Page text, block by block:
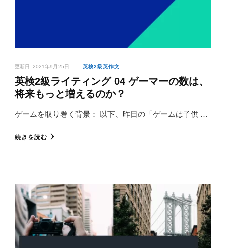
更新日: 2021年9月25日 英検2級英作文
英検2級ライティング 04 ゲーマーの数は、
将来もっと増えるのか？
ゲームを取り巻く背景： 以下、昨日の「ゲームは子供 …
続きを読む